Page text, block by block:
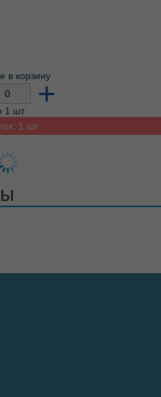
в корзину
+
1 шт
1 шт
блист. , 29*20*3см
в корзину
, 29*20*3см